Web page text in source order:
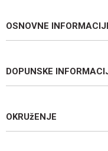
OSNOVNE
DOPUNSKE
OKRUžENJE